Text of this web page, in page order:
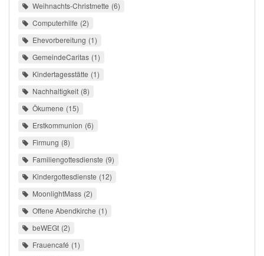
Weihnachts-Christmette 6
Computerhilfe 2
Ehevorbereitung 1
GemeindeCaritas 1
Kindertagesstätte 1
Nachhaltigkeit 8
Ökumene 15
Erstkommunion 6
Firmung 8
Familiengottesdienste 9
Kindergottesdienste 12
MoonlightMass 2
Offene Abendkirche 1
beWEGt 2
Frauencafé 1